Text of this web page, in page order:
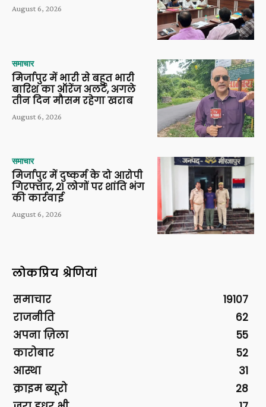
August 6, 2026
समाचार
मिर्जापुर में भारी से बहुत भारी
बारिश का ऑरेंज अलर्ट, अगले
तीन दिन मौसम रहेगा खराब
August 6, 2026
समाचार
मिर्जापुर में दुष्कर्म के दो आरोपी
गिरफ्तार, 21 लोगों पर शांति भंग
की कार्रवाई
August 6, 2026
लोकप्रिय श्रेणियां
समाचार
19107
राजनीति
62
अपना ज़िला
55
कारोबार
52
आस्था
31
क्राइम ब्यूरो
28